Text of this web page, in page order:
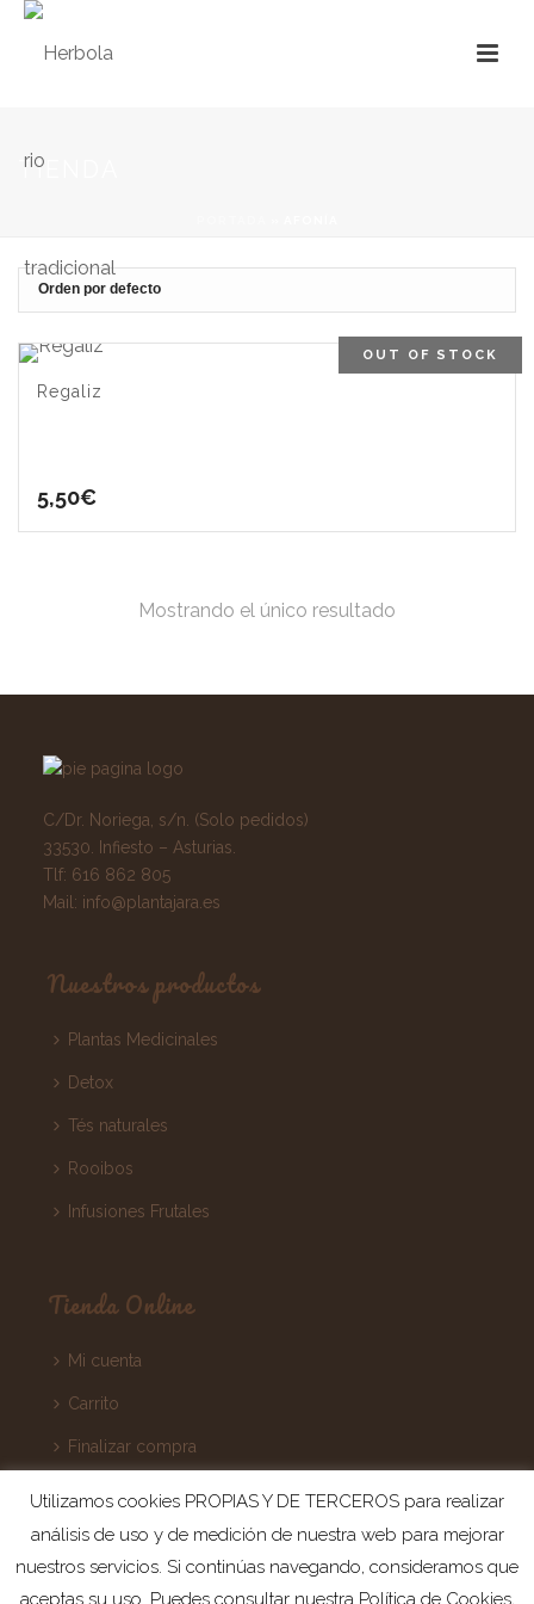
TIENDA
OUT OF STOCK
Regaliz
5,50€
Mostrando el único resultado
C/Dr. Noriega, s/n. (Solo pedidos)
33530. Infiesto – Asturias.
Tlf: 616 862 805
Mail: info@plantajara.es
Nuestros productos
Plantas Medicinales
Detox
Tés naturales
Rooibos
Infusiones Frutales
Tienda Online
Mi cuenta
Carrito
Finalizar compra
Utilizamos cookies PROPIAS Y DE TERCEROS para realizar
análisis de uso y de medición de nuestra web para mejorar
nuestros servicios. Si continúas navegando, consideramos que
aceptas su uso. Puedes consultar nuestra Política de Cookies,